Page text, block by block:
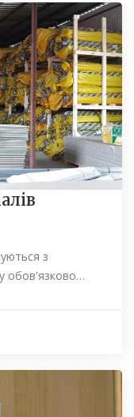
з
обов'язково…